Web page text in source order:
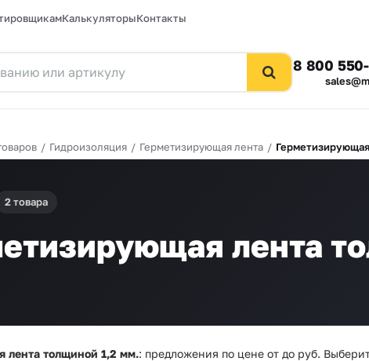
КалькуляторыКонтакты
8 800
/ Гидроизоляция / Герметизирующая лента /
2 товара
лента
лента толщиной 1,2 мм.: предложения по цене от до руб.